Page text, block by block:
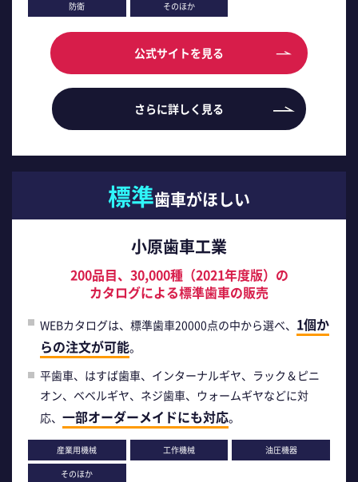
防衛 そのほか
公式サイトを見る
さらに詳しく見る
標準歯車がほしい
小原歯車工業
200品目、30,000種（2021年度版）の
カタログによる標準歯車の販売
WEBカタログは、標準歯車20000点の中から選べ、 1個か
らの注文が可能。
平歯車、はすば歯車、インターナルギヤ、ラック＆ピニ
オン、ベベルギヤ、ネジ歯車、ウォームギヤなどに対
応、 一部オーダーメイドにも対応。
産業用機械 工作機械
油圧機器
そのほか